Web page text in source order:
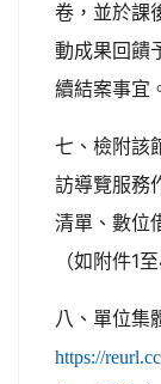
卷，並於課
動成果回饋
續結案事宜
七、檢附該
訪導覽服務
清單、數位
（如附件1
八、單位集
https://